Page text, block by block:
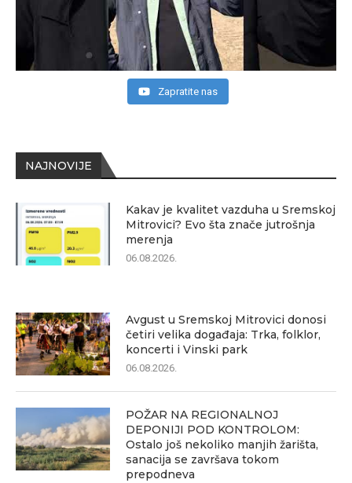
NAJNOVIJE
Kakav je kvalitet vazduha u Sremskoj
Mitrovici? Evo šta znače jutrošnja
merenja
06.08.2026.
Avgust u Sremskoj Mitrovici donosi
četiri velika događaja: Trka, folklor,
koncerti i Vinski park
06.08.2026.
POŽAR NA REGIONALNOJ
DEPONIJI POD KONTROLOM:
Ostalo još nekoliko manjih žarišta,
sanacija se završava tokom
prepodneva
Zapratite nas